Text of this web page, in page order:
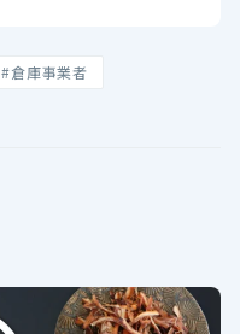
#倉庫事業者